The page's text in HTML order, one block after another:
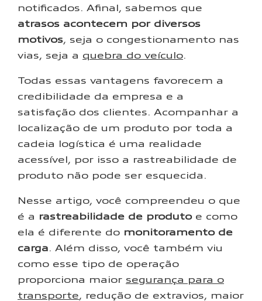
notificados. Afinal, sabemos que
atrasos acontecem por diversos
motivos , seja o congestionamento nas
vias, seja a quebra do veículo
Todas essas vantagens favorecem a
credibilidade da empresa e a
satisfação dos clientes. Acompanhar a
localização de um produto por toda a
cadeia logística é uma realidade
acessível, por isso a rastreabilidade de
produto não pode ser esquecida.
Nesse artigo, você compreendeu o que
é a rastreabilidade de produtoe como
ela é diferente do monitoramento de
carga . Além disso, você também viu
como esse tipo de operação
proporciona maior segurança para o
transporte , redução de extravios, maior